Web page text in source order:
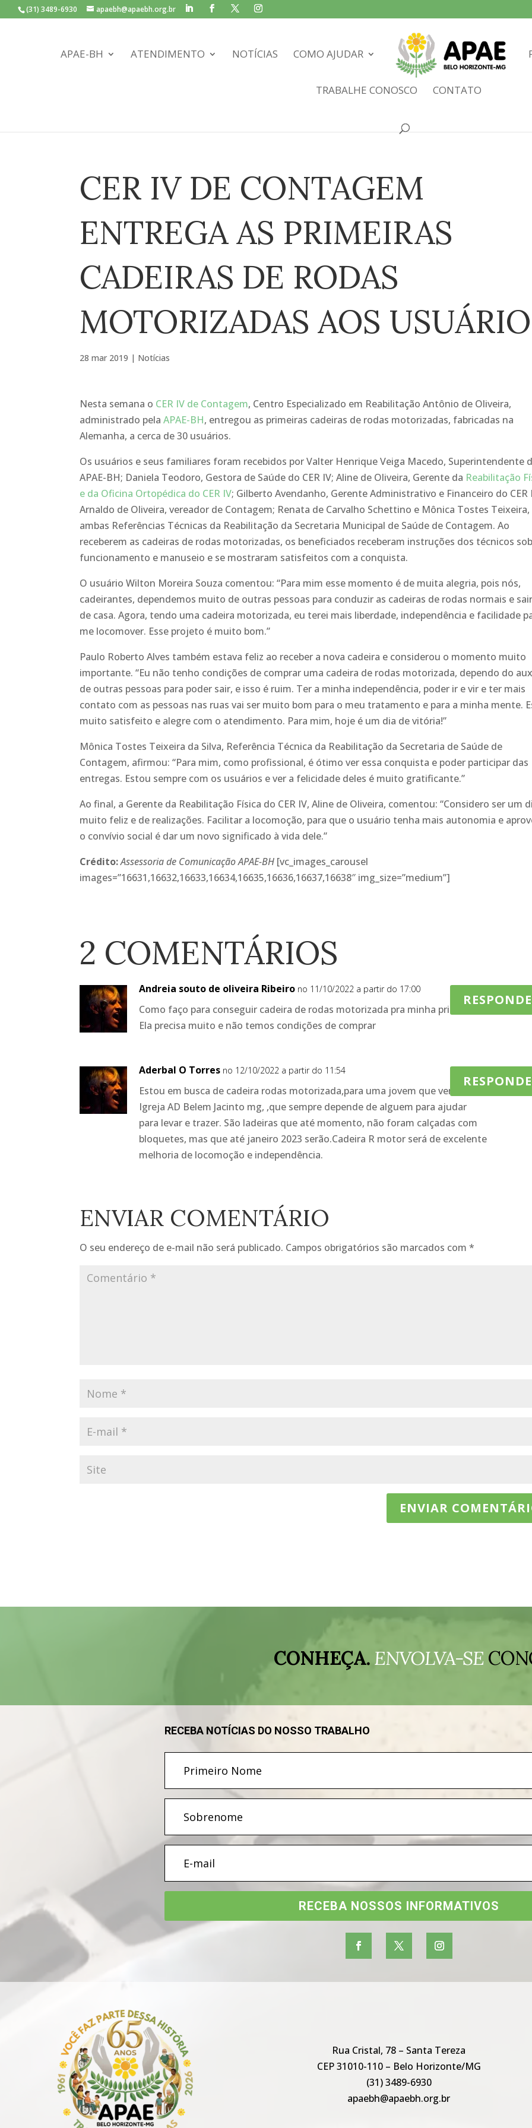
(31) 3489-6930 apaebh@apaebh.org.br
APAE-BH ATENDIMENTO NOTÍCIAS COMO AJUDAR
TRABALHE CONOSCO CONTATO
CER IV DE CONTAGEM
ENTREGA AS PRIMEIRAS
CADEIRAS DE RODAS
MOTORIZADAS AOS
28 mar 2019 | Notícias
Nesta semana o CER IV de Contagem, Centro Especializado em Reabilitação Antônio de Oliveira,
administrado pelaAPAE-BH, entregou as primeiras cadeiras de rodas motorizadas, fabricadas na
Alemanha, a cerca de 30 usuários.
Os usuários e seus familiares foram recebidos por Valter Henrique Veiga Macedo, Superintendente
APAE-BH; Daniela Teodoro, Gestora de Saúde do CER IV; Aline de Oliveira, Gerente da Reabilitação
e da Oficina Ortopédica do CER IV; Gilberto Avendanho, Gerente Administrativo e Financeiro do CER
Arnaldo de Oliveira, vereador de Contagem; Renata de Carvalho Schettino e Mônica Tostes Teixeira,
ambas Referências Técnicas da Reabilitação da Secretaria Municipal de Saúde de Contagem. Ao
receberem as cadeiras de rodas motorizadas, os beneficiados receberam instruções dos técnicos
funcionamento e manuseio e se mostraram satisfeitos com a conquista.
O usuário Wilton Moreira Souza comentou: “Para mim esse momento é de muita alegria, pois nós,
cadeirantes, dependemos muito de outras pessoas para conduzir as cadeiras de rodas normais e
de casa. Agora, tendo uma cadeira motorizada, eu terei mais liberdade, independência e facilidade
me locomover. Esse projeto é muito bom.”
Paulo Roberto Alves também estava feliz ao receber a nova cadeira e considerou o momento muito
importante. “Eu não tenho condições de comprar uma cadeira de rodas motorizada, dependo do
de outras pessoas para poder sair, e isso é ruim. Ter a minha independência, poder ir e vir e ter mais
contato com as pessoas nas ruas vai ser muito bom para o meu tratamento e para a minha mente.
muito satisfeito e alegre com o atendimento. Para mim, hoje é um dia de vitória!”
Mônica Tostes Teixeira da Silva, Referência Técnica da Reabilitação da Secretaria de Saúde de
Contagem, afirmou: “Para mim, como profissional, é ótimo ver essa conquista e poder participar das
entregas. Estou sempre com os usuários e ver a felicidade deles é muito gratificante.”
Ao final, a Gerente da Reabilitação Física do CER IV, Aline de Oliveira, comentou: “Considero ser um
muito feliz e de realizações. Facilitar a locomoção, para que o usuário tenha mais autonomia e
o convívio social é dar um novo significado à vida dele.”
Crédito:Assessoria de Comunicação APAE-BH [vc_images_carousel
images=”16631,16632,16633,16634,16635,16636,16637,16638″ img_size=”medium”]
2 COMENTÁRIOS
Andreia souto de oliveira Ribeiro no 11/10/2022 a partir do 17:00
Como faço para conseguir cadeira de rodas motorizada pra minha prima?
Ela precisa muito e não temos condições de comprar
Aderbal O Torres no 12/10/2022 a partir do 11:54
Estou em busca de cadeira rodas motorizada,para uma jovem que vem na
Igreja AD Belem Jacinto mg, ,que sempre depende de alguem para ajudar
para levar e trazer. São ladeiras que até momento, não foram calçadas com
bloquetes, mas que até janeiro 2023 serão.Cadeira R motor será de excelente
melhoria de locomoção e independência.
ENVIAR COMENTÁRIO
O seu endereço de e-mail não será publicado. Campos obrigatórios são marcados com*
CONHEÇA.ENVOLVA-SE
RECEBA NOTÍCIAS DO NOSSO TRABALHO
RECEBA NOSSOS INFORMATIVOS
Rua Cristal, 78 – Santa Tereza
CEP 31010-110 – Belo Horizonte/MG
(31) 3489-6930
apaebh@apaebh.org.br